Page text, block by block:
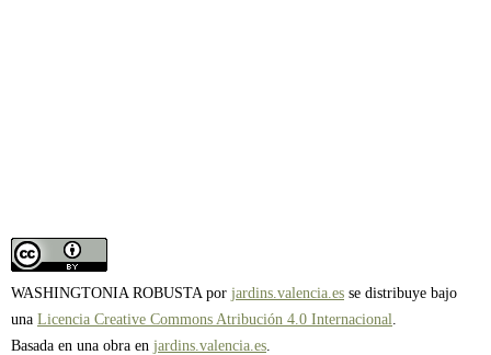
WASHINGTONIA ROBUSTA por jardins.valencia.es se distribuye bajo
una Licencia Creative Commons Atribución 4.0 Internacional
Basada en una obra en jardins.valencia.es